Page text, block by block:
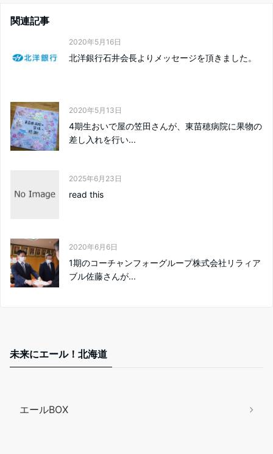
関連記事
2020年5月16日
北洋銀行石井会長よりメッセージを頂きました。
2020年5月13日
4期生おいで屋の笠田さんが、東苗穂病院に果物の
差し入れを行い...
2025年6月23日
read this
2020年6月6日
1期のコーチャンフォーグループ株式会社リラィア
ブル佐藤さんが...
未来にエール！北海道
エールBOX